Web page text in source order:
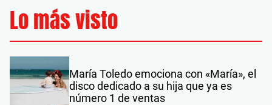
Lo más visto
María Toledo emociona con «María», el
disco dedicado a su hija que ya es
número 1 de ventas